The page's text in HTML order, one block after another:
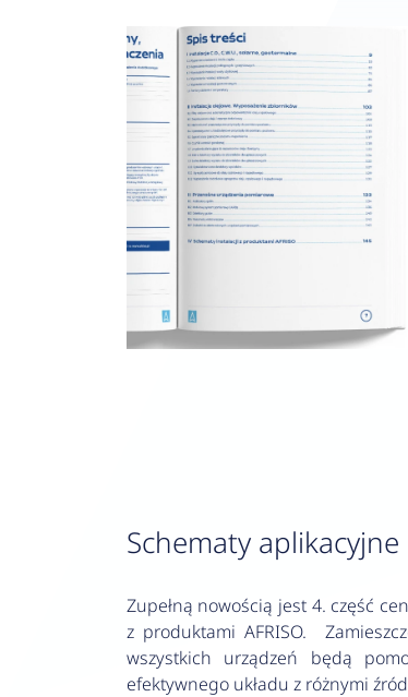
Schematy aplikacyjne
Zupełną nowością jest 4. część
z produktami AFRISO.
wszystkich urządzeń będą
efektywnego układu z różnymi